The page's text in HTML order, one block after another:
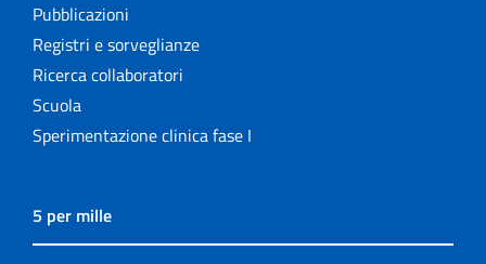
Pubblicazioni
Registri e sorveglianze
Ricerca collaboratori
Scuola
Sperimentazione clinica fase I
5 per mille